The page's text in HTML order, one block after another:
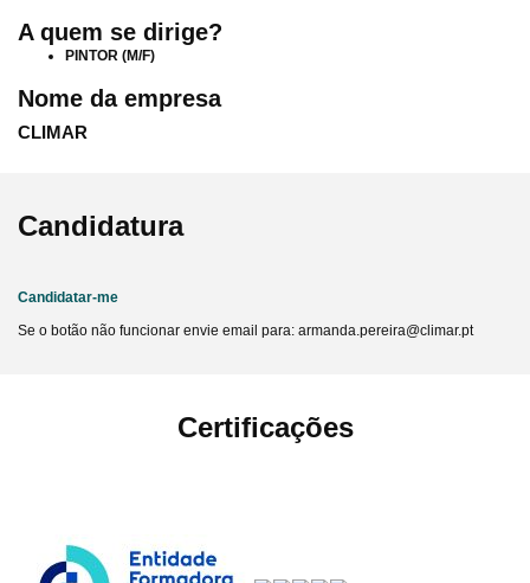
A quem se dirige?
PINTOR (M/F)
Nome da empresa
CLIMAR
Candidatura
Candidatar-me
Se o botão não funcionar envie email para: armanda.pereira@climar.pt
Certificações